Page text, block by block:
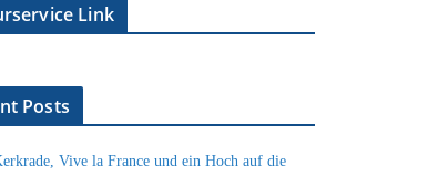
Link
Posts
Vive la France und ein Hoch auf die